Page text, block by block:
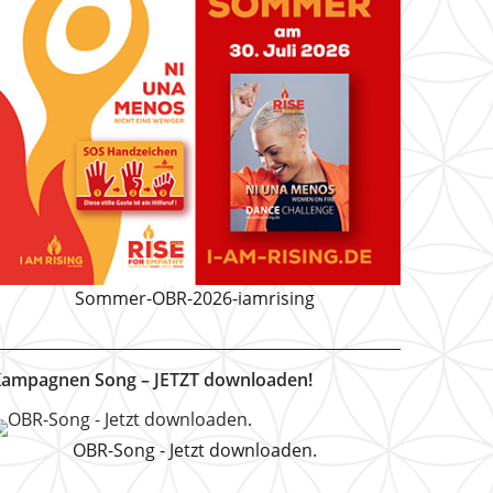
Sommer-OBR-2026-iamrising
Song – JETZT downloaden!
OBR-Song - Jetzt downloaden.